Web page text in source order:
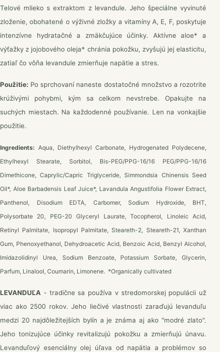
Telové mlieko s extraktom z levandule. Jeho špeciálne vyvinuté
zloženie, obohatené o výživné zložky a vitamíny A, E, F, poskytuje
intenzívne hydratačné a zmäkčujúce účinky. Aktívne aloe* a
výťažky z jojobového oleja* chránia pokožku, zvyšujú jej elasticitu,
zatiaľ čo vôňa levandule zmierňuje napätie a stres.
Použitie: Po sprchovaní naneste dostatočné množstvo a rozotrite
krúživými pohybmi, kým sa celkom nevstrebe. Opakujte na
suchých miestach. Na každodenné používanie. Len na vonkajšie
použitie.
Ingredients: Aqua, Diethylhexyl Carbonate, Hydrogenated Polydecene,
Ethylhexyl Stearate, Sorbitol, Bis-PEG/PPG-16/16 PEG/PPG-16/16
Dimethicone, Caprylic/Capric Triglyceride, Simmondsia Chinensis Seed
Oil*, Aloe Barbadensis Leaf Juice*, Lavandula Angustifolia Flower Extract,
Panthenol, Disodium EDTA, Carbomer, Sodium Hydroxide, BHT,
Polysorbate 20, PEG-20 Glyceryl Laurate, Tocopherol, Linoleic Acid,
Retinyl Palmitate, Isopropyl Palmitate, Steareth-2, Steareth-21, Xanthan
Gum, Phenoxyethanol, Dehydroacetic Acid, Benzoic Acid, Benzyl Alcohol,
Imidazolidinyl Urea, Sodium Benzoate, Potassium Sorbate, Glycerin,
Parfum, Linalool, Coumarin, Limonene. *Οrganically cultivated
LEVANDUĽA - tradične sa používa v stredomorskej populácii už
viac ako 2500 rokov. Jeho liečivé vlastnosti zaraďujú levanduľu
medzi 20 najdôležitejších bylín a je známa aj ako "modré zlato".
Jeho tonizujúce účinky revitalizujú pokožku a zmierňujú únavu.
Levanduľový esenciálny olej úľava od napätia a problémov so